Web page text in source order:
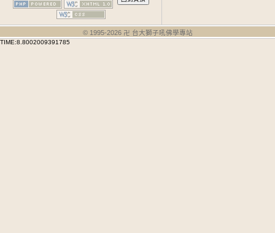
© 1995-2026 卍 台大獅子吼佛學專站
TIME:8.8002009391785